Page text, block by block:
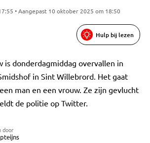
• Aangepast 10 oktober 2025 om 18:50
Hulp bij lezen
is donderdagmiddag overvallen in
in Sint Willebrord. Het gaat
man en een vrouw. Ze zijn gevlucht
de politie op Twitter.
door